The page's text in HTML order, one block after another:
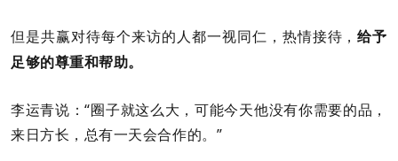
但是共赢对待每个来访的人都一视同仁，热情接待，给予
足够的尊重和帮助。
李运青说：“圈子就这么大，可能今天他没有你需要的品，
来日方长，总有一天会合作的。”